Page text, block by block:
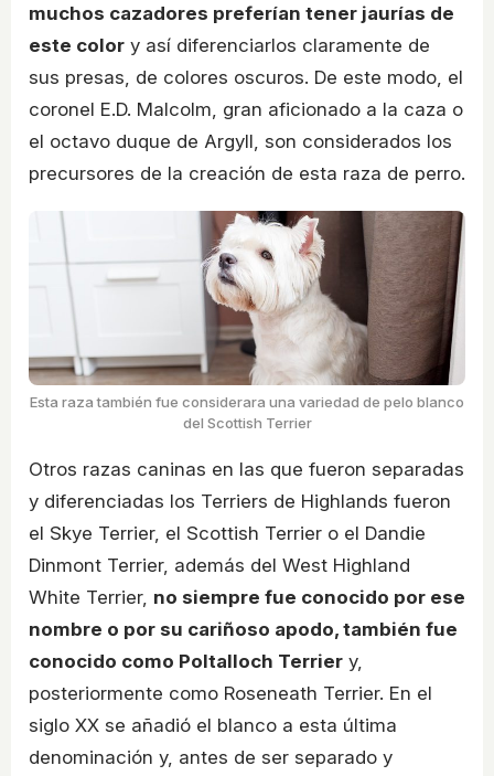
muchos cazadores preferían tener jaurías de
este color y así diferenciarlos claramente de
sus presas, de colores oscuros. De este modo, el
coronel E.D. Malcolm, gran aficionado a la caza o
el octavo duque de Argyll, son considerados los
precursores de la creación de esta raza de perro.
Esta raza también fue considerara una variedad de pelo blanco
del Scottish Terrier
Otros razas caninas en las que fueron separadas
y diferenciadas los Terriers de Highlands fueron
el Skye Terrier, el Scottish Terrier o el Dandie
Dinmont Terrier, además del West Highland
White Terrier, no siempre fue conocido por ese
nombre o por su cariñoso apodo, también fue
conocido como Poltalloch Terrier y,
posteriormente como Roseneath Terrier. En el
siglo XX se añadió el blanco a esta última
denominación y, antes de ser separado y